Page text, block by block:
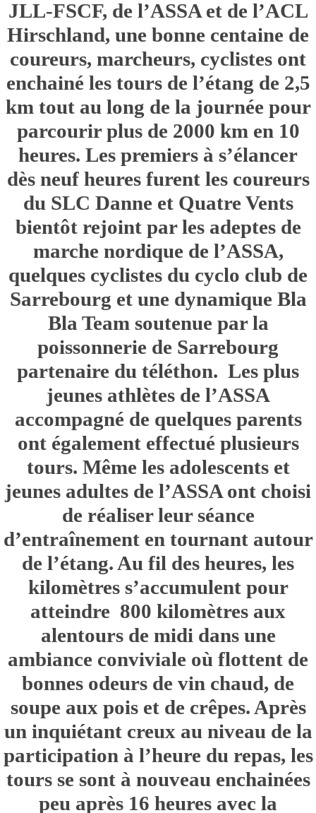
JLL-FSCF, de l’ASSA et de l’ACL
Hirschland, une bonne centaine de
coureurs, marcheurs, cyclistes ont
enchainé les tours de l’étang de 2,5
km tout au long de la journée pour
parcourir plus de 2000 km en 10
heures. Les premiers à s’élancer
dès neuf heures furent les coureurs
du SLC Danne et Quatre Vents
bientôt rejoint par les adeptes de
marche nordique de l’ASSA,
quelques cyclistes du cyclo club de
Sarrebourg et une dynamique Bla
Bla Team soutenue par la
poissonnerie de Sarrebourg
partenaire du téléthon. Les plus
jeunes athlètes de l’ASSA
accompagné de quelques parents
ont également effectué plusieurs
tours. Même les adolescents et
jeunes adultes de l’ASSA ont choisi
de réaliser leur séance
d’entraînement en tournant autour
de l’étang. Au fil des heures, les
kilomètres s’accumulent pour
atteindre 800 kilomètres aux
alentours de midi dans une
ambiance conviviale où flottent de
bonnes odeurs de vin chaud, de
soupe aux pois et de crêpes. Après
un inquiétant creux au niveau de la
participation à l’heure du repas, les
tours se sont à nouveau enchainées
peu après 16 heures avec la